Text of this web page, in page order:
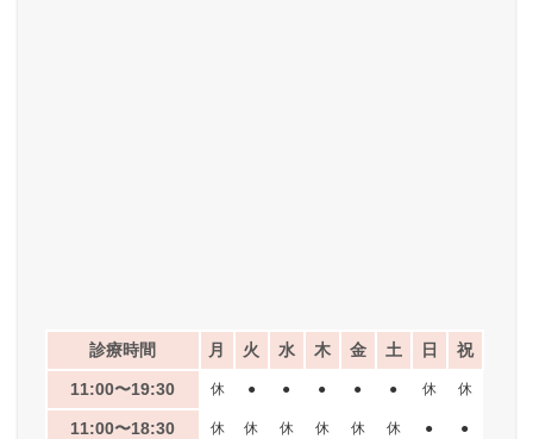
診療時間 月 火 水 木 金 土 日 祝
11:00〜19:30 休 ● ● ● ● ● 休 休
11:00〜18:30 休 休 休 休 休 休 ● ●